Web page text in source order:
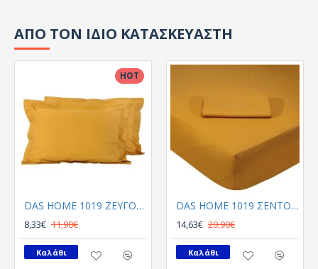
ΑΠΟ ΤΟΝ ΙΔΙΟ ΚΑΤΑΣΚΕΥΑΣΤΗ
HOT
DAS HOME 1019 ΖΕΥΓΟΣ ΜΑΞΙΛΑΡΟΘΗΚΕΣ ΩΧΡΑ
8,33€ 11,90€
Καλάθι
DAS HOME 1019 ΣΕΝΤΟΝΙ ΜΟΝΟ ΜΕ ΛΑΣΤΙΧΟ ΩΧΡΑ ΩΧΡΑ
14,63€ 20,90€
Καλάθι